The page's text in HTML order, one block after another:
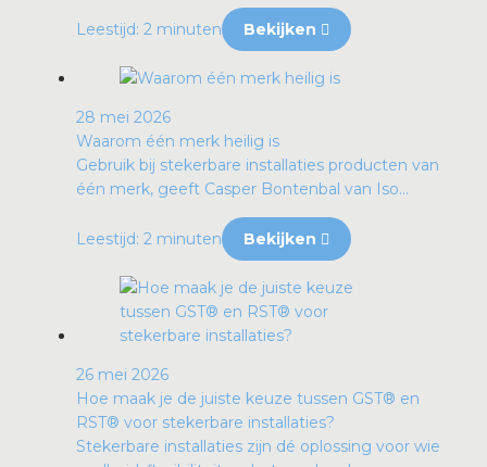
Leestijd: 2 minuten Bekijken
28 mei 2026
Waarom één merk heilig is
Gebruik bij stekerbare installaties producten van
één merk, geeft Casper Bontenbal van Iso...
Leestijd: 2 minuten Bekijken
26 mei 2026
Hoe maak je de juiste keuze tussen GST® en
RST® voor stekerbare installaties?
Stekerbare installaties zijn dé oplossing voor wie